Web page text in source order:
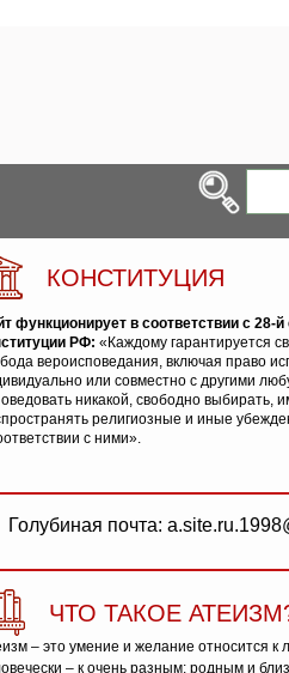
КОНСТИТУЦИЯ
функционирует в соответствии с 28-й
РФ: «Каждому гарантируется
вероисповедания, включая право
или совместно с другими
никакой, свободно выбирать,
религиозные и иные
с ними».
Голубиная почта:
ЧТО ТАКОЕ
– это умение и желание относится к
– к очень разным: родным и